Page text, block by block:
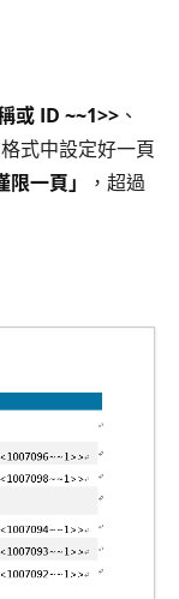
或 ID ~~1>> 、
式中設定好一頁
限一頁」
，超過